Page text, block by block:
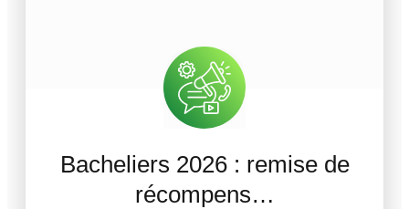
Bacheliers 2026 : remise de
récompens…